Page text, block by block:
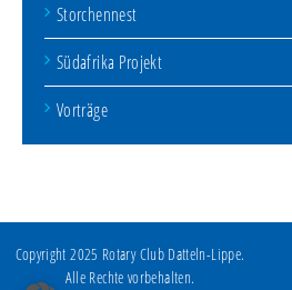
Storchennest
Südafrika Projekt
Vorträge
Copyright 2025 Rotary Club Datteln-Lippe.
Alle Rechte vorbehalten.